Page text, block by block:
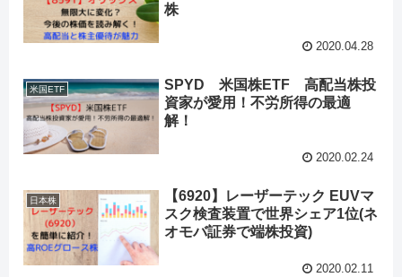
株
2020.04.28
米国ETF
SPYD 米国株ETF 高配当株投
資家が愛用！不労所得の最適
解！
2020.02.24
日本株
【6920】レーザーテック EUVマ
スク検査装置で世界シェア1位(ネ
オモバ証券で端株投資)
2020.02.11